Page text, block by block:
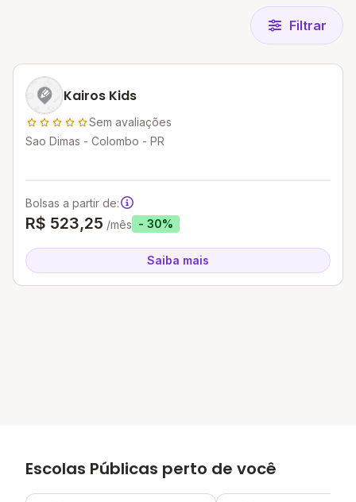
Filtrar
Kairos Kids
Sem avaliações
Sao Dimas - Colombo - PR
Bolsas a partir de:
R$ 523,25 /mês - 30%
Saiba mais
Escolas Públicas perto de você